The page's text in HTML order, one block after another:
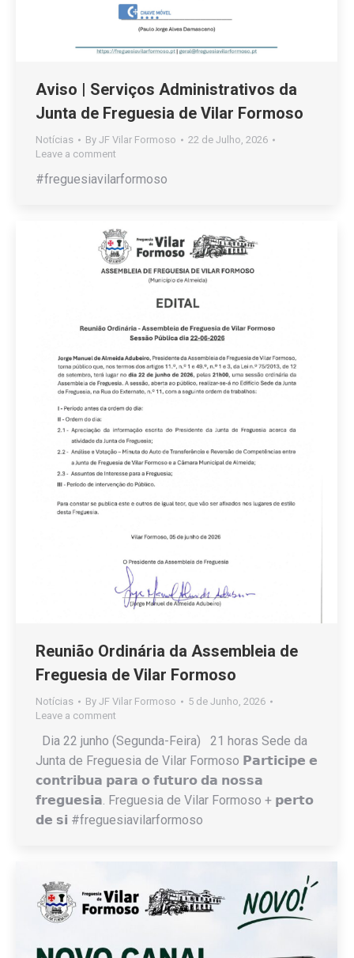
Aviso | Serviços Administrativos da
Junta de Freguesia de Vilar Formoso
Notícias By JF Vilar Formoso
22 de Julho, 2026
Leave a comment
#freguesiavilarformoso
Reunião Ordinária da Assembleia de
Freguesia de Vilar Formoso
Notícias By JF Vilar Formoso
5 de Junho, 2026
Leave a comment
Dia 22 junho (Segunda-Feira) 21 horas Sede da
Junta de Freguesia de Vilar Formoso 𝗣𝗮𝗿𝘁𝗶𝗰𝗶𝗽𝗲 𝗲
𝗰𝗼𝗻𝘁𝗿𝗶𝗯𝘂𝗮 𝗽𝗮𝗿𝗮 𝗼 𝗳𝘂𝘁𝘂𝗿𝗼 𝗱𝗮 𝗻𝗼𝘀𝘀𝗮
𝗳𝗿𝗲𝗴𝘂𝗲𝘀𝗶𝗮. Freguesia de Vilar Formoso + 𝗽𝗲𝗿𝘁𝗼
𝗱𝗲 𝘀𝗶 #freguesiavilarformoso